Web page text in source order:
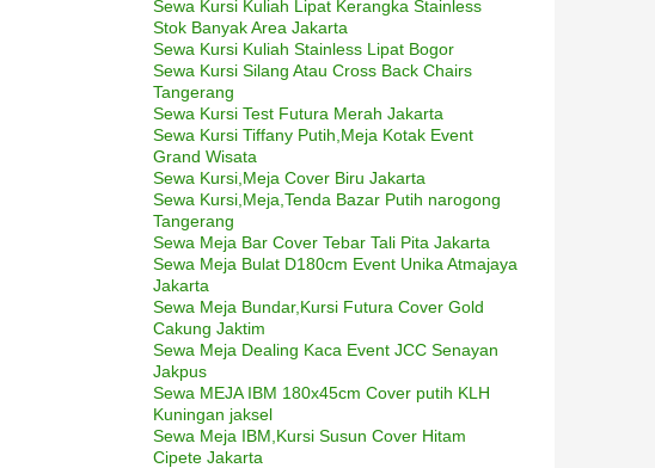
Sewa Kursi Kuliah Lipat Kerangka Stainless
Stok Banyak Area Jakarta
Sewa Kursi Kuliah Stainless Lipat Bogor
Sewa Kursi Silang Atau Cross Back Chairs
Tangerang
Sewa Kursi Test Futura Merah Jakarta
Sewa Kursi Tiffany Putih,Meja Kotak Event
Grand Wisata
Sewa Kursi,Meja Cover Biru Jakarta
Sewa Kursi,Meja,Tenda Bazar Putih narogong
Tangerang
Sewa Meja Bar Cover Tebar Tali Pita Jakarta
Sewa Meja Bulat D180cm Event Unika Atmajaya
Jakarta
Sewa Meja Bundar,Kursi Futura Cover Gold
Cakung Jaktim
Sewa Meja Dealing Kaca Event JCC Senayan
Jakpus
Sewa MEJA IBM 180x45cm Cover putih KLH
Kuningan jaksel
Sewa Meja IBM,Kursi Susun Cover Hitam
Cipete Jakarta